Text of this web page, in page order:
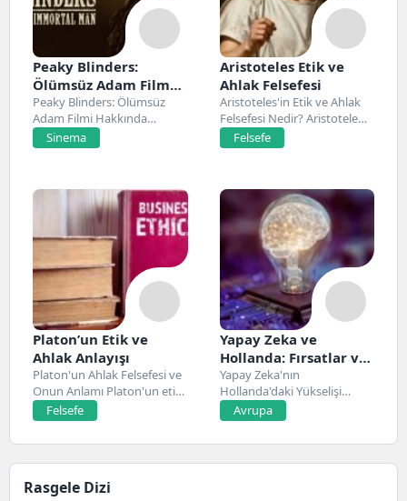
Peaky Blinders:
Ölümsüz Adam Film
Konusu, Oyuncuları
ve İnceleme
Peaky Blinders: Ölümsüz
Adam Filmi Hakkında
Netflix’te 20 Mart 2026...
Sinema
Aristoteles Etik ve
Ahlak Felsefesi
Aristoteles'in Etik ve Ahlak
Felsefesi Nedir? Aristoteles,
Antik Yunan felsefesinin...
Felsefe
Platon’un Etik ve
Ahlak Anlayışı
Platon'un Ahlak Felsefesi ve
Onun Anlamı Platon'un etik
ve ahlak...
Felsefe
Yapay Zeka ve
Hollanda: Fırsatlar ve
Zorluklar
Yapay Zeka'nın
Hollanda'daki Yükselişi
Hollanda, son yıllarda yapay
zeka alanında...
Avrupa
Rasgele Dizi